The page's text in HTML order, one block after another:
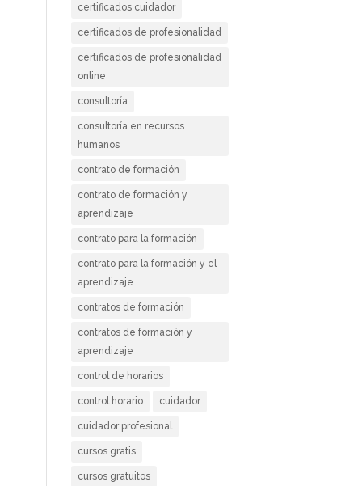
certificados cuidador
certificados de profesionalidad
certificados de profesionalidad
online
consultoría
consultoría en recursos
humanos
contrato de formación
contrato de formación y
aprendizaje
contrato para la formación
contrato para la formación y el
aprendizaje
contratos de formación
contratos de formación y
aprendizaje
control de horarios
control horario cuidador
cuidador profesional
cursos gratis
cursos gratuitos